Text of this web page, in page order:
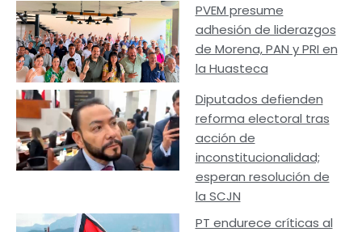
PVEM presume
adhesión de liderazgos
de Morena, PAN y PRI en
la Huasteca
Diputados defienden
reforma electoral tras
acción de
inconstitucionalidad;
esperan resolución de
la SCJN
PT endurece críticas al